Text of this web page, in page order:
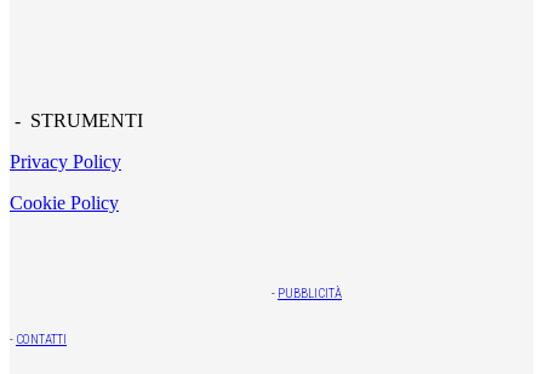
- STRUMENTI
Privacy Policy
Cookie Policy
- PUBBLICITÀ
- CONTATTI